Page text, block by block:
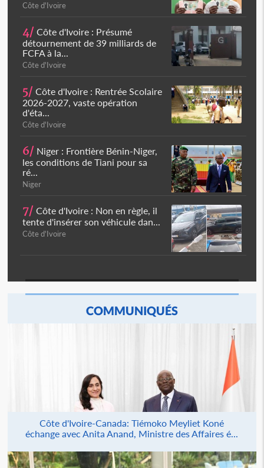
Côte d'Ivoire
4/ Côte d'Ivoire : Présumé
détournement de 39 milliards de
FCFA à la...
Côte d'Ivoire
5/ Côte d'Ivoire : Rentrée Scolaire
2026-2027, vaste opération
d'éta...
Côte d'Ivoire
6/ Niger : Frontière Bénin-Niger,
les conditions de Tiani pour sa
ré...
Niger
7/ Côte d'Ivoire : Non en règle, il
tente d'insérer son véhicule dan...
Côte d'Ivoire
COMMUNIQUÉS
Côte d'Ivoire-Canada: Tiémoko Meyliet Koné
échange avec Anita Anand, Ministre des Affaires é...